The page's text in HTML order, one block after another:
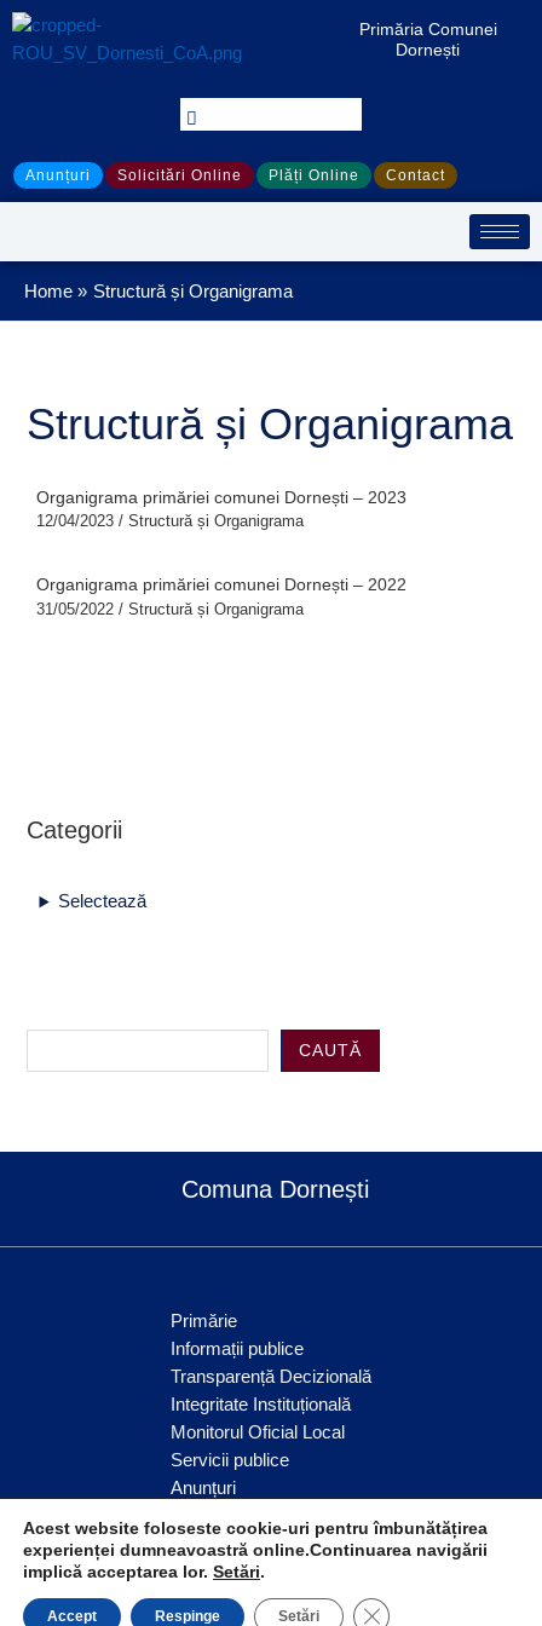
Treci
conținut
Primăria Comunei
Dornești
Anunțuri Solicitări Online Plăți Online Contact
Home Structură și Organigrama
Structură și Organigrama
Organigrama primăriei comunei Dornești – 2023
12/04/2023 / Structură și Organigrama
Organigrama primăriei comunei Dornești – 2022
31/05/2022 / Structură și Organigrama
Categorii
Selectează
S
e
h
CAUTĂ
Comuna Dornești
Primărie
Informații publice
Transparență Decizională
Integritate Instituțională
Monitorul Oficial Local
Servicii publice
Anunțuri
© Comuna Dornești 2026
Acest website foloseste cookie-uri pentru îmbunătățirea
experienței dumneavoastră online.Continuarea navigării
implică acceptarea lor. Setări.
Accept Respinge Setări CLOSE GDPR